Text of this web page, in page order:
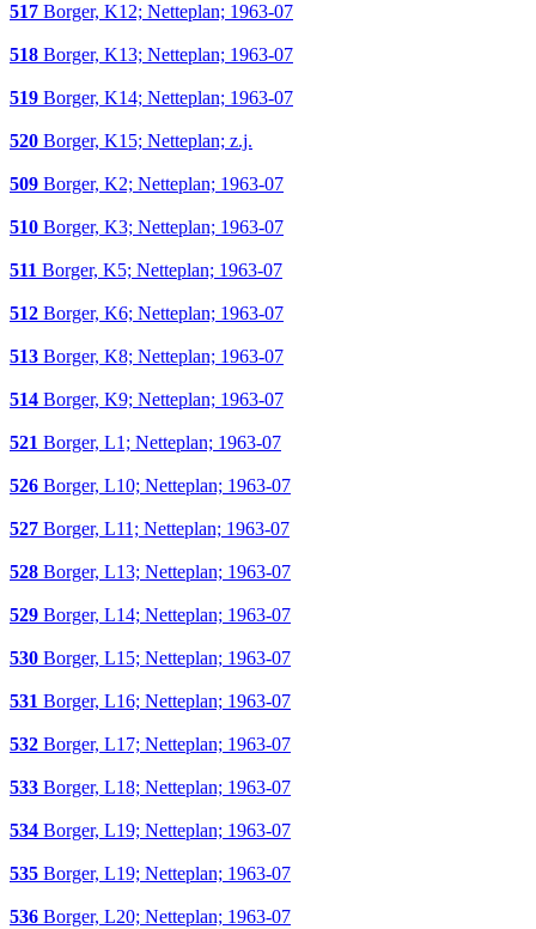
517 Borger, K12; Netteplan; 1963-07
518 Borger, K13; Netteplan; 1963-07
519 Borger, K14; Netteplan; 1963-07
520 Borger, K15; Netteplan; z.j.
509 Borger, K2; Netteplan; 1963-07
510 Borger, K3; Netteplan; 1963-07
511 Borger, K5; Netteplan; 1963-07
512 Borger, K6; Netteplan; 1963-07
513 Borger, K8; Netteplan; 1963-07
514 Borger, K9; Netteplan; 1963-07
521 Borger, L1; Netteplan; 1963-07
526 Borger, L10; Netteplan; 1963-07
527 Borger, L11; Netteplan; 1963-07
528 Borger, L13; Netteplan; 1963-07
529 Borger, L14; Netteplan; 1963-07
530 Borger, L15; Netteplan; 1963-07
531 Borger, L16; Netteplan; 1963-07
532 Borger, L17; Netteplan; 1963-07
533 Borger, L18; Netteplan; 1963-07
534 Borger, L19; Netteplan; 1963-07
535 Borger, L19; Netteplan; 1963-07
536 Borger, L20; Netteplan; 1963-07